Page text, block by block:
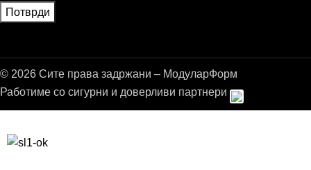
© 2026 Сите права задржани – МодуларФорм
Работиме со сигурни и доверливи партнери